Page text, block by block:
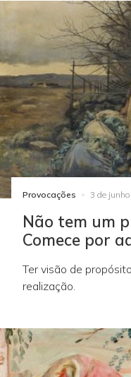
Provocações 3 de
Não tem um
Comece por
Ter visão de
realização.